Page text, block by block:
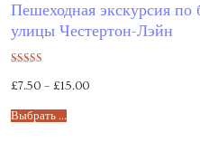
Пешеходная экскурсия по
улицы Честертон-Лэйн
5.00
£7.50 – £15.00
Выбрать ...